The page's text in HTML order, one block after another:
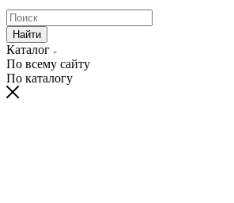
Найти
Каталог
По всему сайту
По каталогу